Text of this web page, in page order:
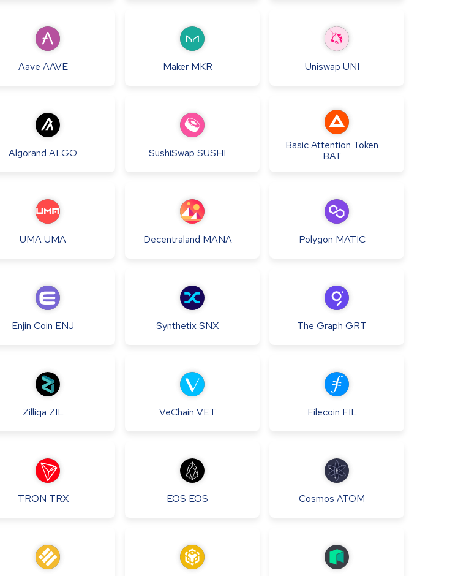
Uniswap UNI
Maker MKR
Aave AAVE
Basic Attention Token
BAT
SushiSwap SUSHI
Algorand ALGO
Polygon MATIC
Decentraland MANA
UMAUMA
The Graph GRT
SynthetixSNX
Enjin Coin ENJ
Filecoin FIL
VeChain VET
Zilliqa ZIL
Cosmos ATOM
EOS EOS
TRON TRX